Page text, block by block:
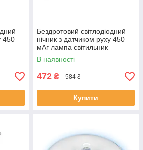
450
Бездротовий світлодіодний
нічник з датчиком руху 450
мАг лампа світильник
настінний від USB
В наявності
472 ₴ 584 ₴
Купити